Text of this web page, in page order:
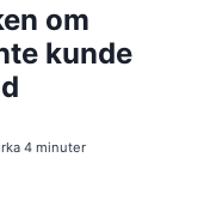
om
kunde
4minuter